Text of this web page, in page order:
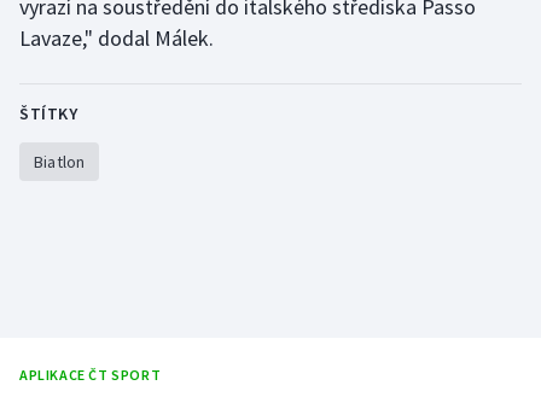
vyrazí na soustředění do italského střediska Passo
Lavaze," dodal Málek.
ŠTÍTKY
Biatlon
APLIKACE ČT SPORT